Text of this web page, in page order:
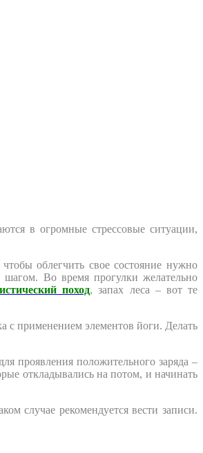
в огромные стрессовые ситуации,
облегчить свое состояние нужно
Во время прогулки желательно
поход, запах леса – вот те
с применением элементов йоги. Делать
проявления положительного заряда –
откладывались на потом, и начинать
случае рекомендуется вести записи.